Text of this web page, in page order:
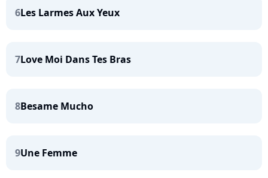
6Les Larmes Aux Yeux
7Love Moi Dans Tes Bras
8Besame Mucho
9Une Femme